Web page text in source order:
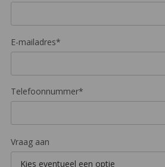
E-mailadres*
Telefoonnummer*
Vraag aan